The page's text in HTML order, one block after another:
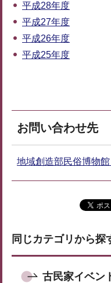
平成28年度
平成27年度
平成26年度
平成25年度
お問い合わせ先
地域創造部民俗博物
同じカテゴリから探
古民家イベン